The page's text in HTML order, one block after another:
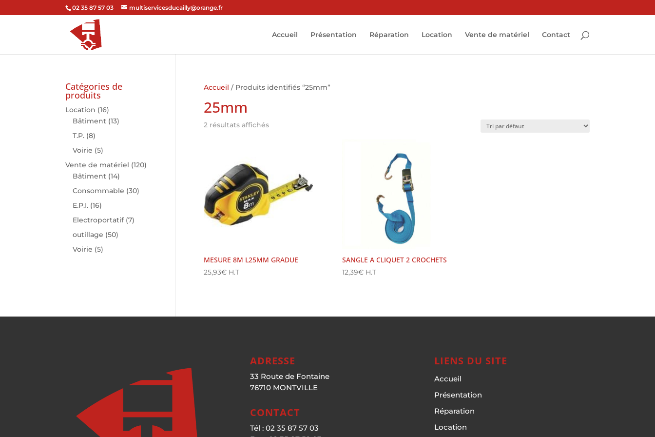
02 35 87 57 03 multiservicesducailly@orange.fr
Accueil Présentation Réparation Location Vente de matériel Contact
Accueil / Produits identifiés “25mm”
25mm
2 résultats affichés
MESURE 8M L25MM GRADUE
25,93€ H.T
SANGLE A CLIQUET 2 CROCHETS
12,39€ H.T
Catégories de
produits
Location (16)
Bâtiment (13)
T.P. (8)
Voirie (5)
Vente de matériel (120)
Bâtiment (14)
Consommable (30)
E.P.I. (16)
Electroportatif (7)
outillage (50)
Voirie (5)
ADRESSE
33 Route de Fontaine
76710 MONTVILLE
CONTACT
Tél : 02 35 87 57 03
LIENS DU SITE
Accueil
Présentation
Réparation
Location